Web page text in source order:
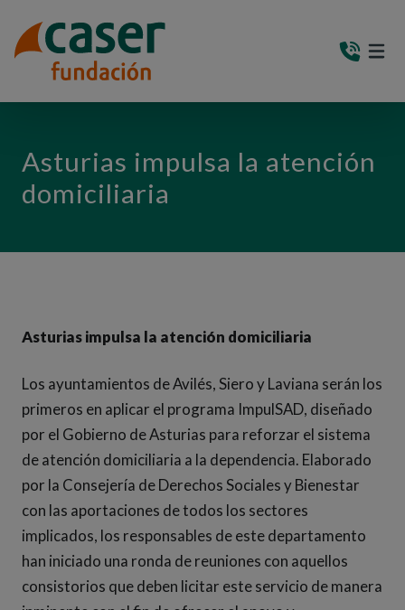
Asturias impulsa la atención
domiciliaria
Asturias impulsa la atención domiciliaria
Los ayuntamientos de Avilés, Siero y Laviana serán los
primeros en aplicar el programa ImpulSAD, diseñado
por el Gobierno de Asturias para reforzar el sistema
de atención domiciliaria a la dependencia. Elaborado
por la Consejería de Derechos Sociales y Bienestar
con las aportaciones de todos los sectores
implicados, los responsables de este departamento
han iniciado una ronda de reuniones con aquellos
consistorios que deben licitar este servicio de manera